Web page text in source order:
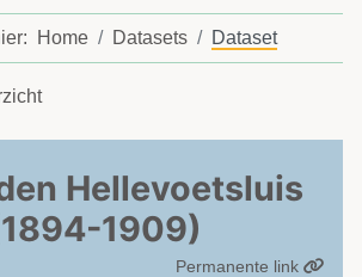
Home Datasets Dataset
Hellevoetsluis
1909)
Permanente link